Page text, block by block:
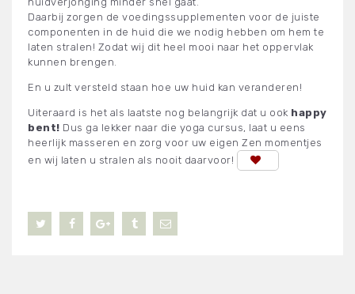
Daarbij zorgen de voedingssupplementen voor de juiste
componenten in de huid die we nodig hebben om hem te
laten stralen! Zodat wij dit heel mooi naar het oppervlak
kunnen brengen.
En u zult versteld staan hoe uw huid kan veranderen!
Uiteraard is het als laatste nog belangrijk dat u ook happy
bent! Dus ga lekker naar die yoga cursus, laat u eens
heerlijk masseren en zorg voor uw eigen Zen momentjes
en wij laten u stralen als nooit daarvoor!